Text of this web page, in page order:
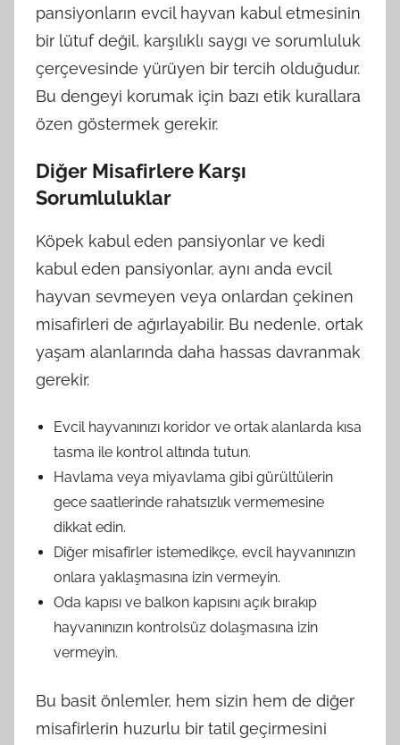
pansiyonların evcil hayvan kabul etmesinin
bir lütuf değil, karşılıklı saygı ve sorumluluk
çerçevesinde yürüyen bir tercih olduğudur.
Bu dengeyi korumak için bazı etik kurallara
özen göstermek gerekir.
Diğer Misafirlere Karşı
Sorumluluklar
Köpek kabul eden pansiyonlar ve kedi
kabul eden pansiyonlar, aynı anda evcil
hayvan sevmeyen veya onlardan çekinen
misafirleri de ağırlayabilir. Bu nedenle, ortak
yaşam alanlarında daha hassas davranmak
gerekir.
Evcil hayvanınızı koridor ve ortak alanlarda kısa
tasma ile kontrol altında tutun.
Havlama veya miyavlama gibi gürültülerin
gece saatlerinde rahatsızlık vermemesine
dikkat edin.
Diğer misafirler istemedikçe, evcil hayvanınızın
onlara yaklaşmasına izin vermeyin.
Oda kapısı ve balkon kapısını açık bırakıp
hayvanınızın kontrolsüz dolaşmasına izin
vermeyin.
Bu basit önlemler, hem sizin hem de diğer
misafirlerin huzurlu bir tatil geçirmesini